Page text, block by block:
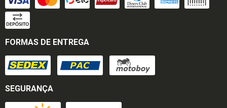
FORMAS DE ENTREGA
SEGURANÇA